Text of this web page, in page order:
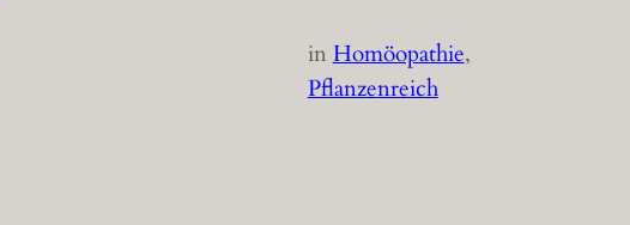
inHomöopathie
Pflanzenreich